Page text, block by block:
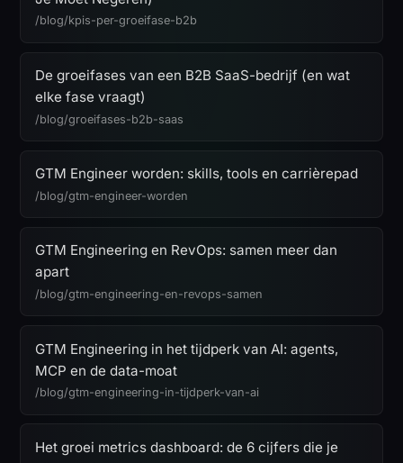
/blog/kpis-per-groeifase-b2b
De groeifases van een B2B SaaS-bedrijf (en wat
elke fase vraagt)
/blog/groeifases-b2b-saas
GTM Engineer worden: skills, tools en carrièrepad
/blog/gtm-engineer-worden
GTM Engineering en RevOps: samen meer dan
apart
/blog/gtm-engineering-en-revops-samen
GTM Engineering in het tijdperk van AI: agents,
MCP en de data-moat
/blog/gtm-engineering-in-tijdperk-van-ai
Het groei metrics dashboard: de 6 cijfers die je